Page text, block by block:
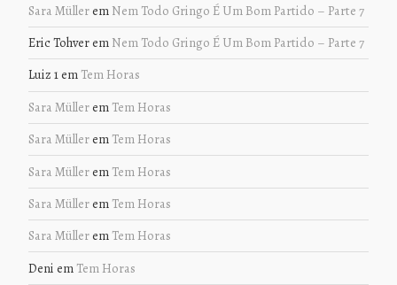
Sara Müllerem Nem Todo Gringo É Um Bom Partido – Parte 7
Eric Tohverem Nem Todo Gringo É Um Bom Partido – Parte 7
Luiz 1em Tem Horas
Sara Müllerem Tem Horas
Sara Müllerem Tem Horas
Sara Müllerem Tem Horas
Sara Müllerem Tem Horas
Sara Müllerem Tem Horas
Deni em Tem Horas